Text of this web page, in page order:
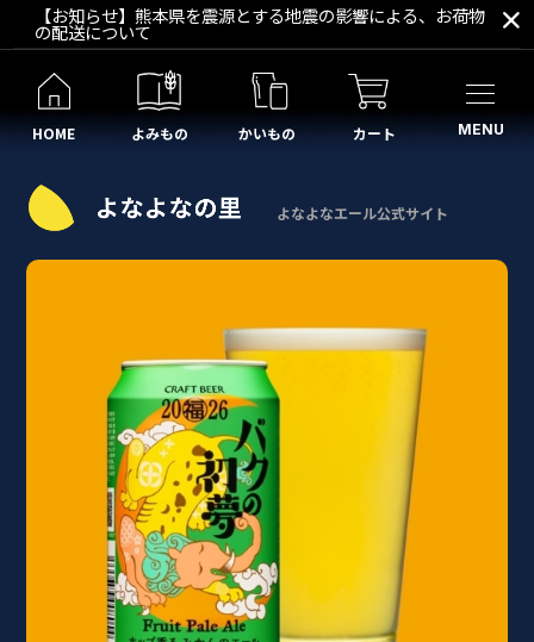
【お知らせ】熊本県を震源とする地震の影響による、お荷物
の配送について
HOME よみもの かいもの カート MENU
よなよなエール公式サイト